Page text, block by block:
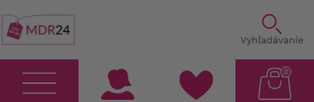
Vyhľadávanie
0